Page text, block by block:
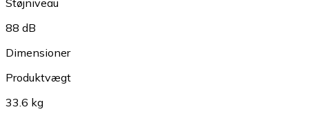
88 dB
Dimensioner
Produktvægt
33.6 kg